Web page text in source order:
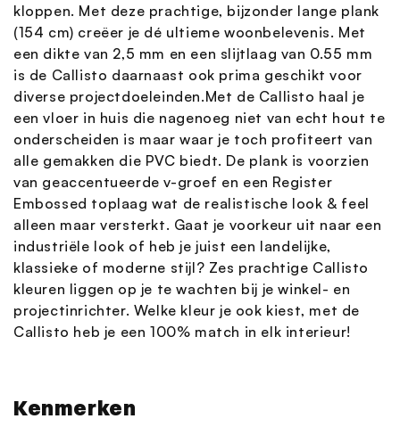
kloppen. Met deze prachtige, bijzonder lange plank
(154 cm) creëer je dé ultieme woonbelevenis. Met
een dikte van 2,5 mm en een slijtlaag van 0.55 mm
is de Callisto daarnaast ook prima geschikt voor
diverse projectdoeleinden.Met de Callisto haal je
een vloer in huis die nagenoeg niet van echt hout te
onderscheiden is maar waar je toch profiteert van
alle gemakken die PVC biedt. De plank is voorzien
van geaccentueerde v-groef en een Register
Embossed toplaag wat de realistische look & feel
alleen maar versterkt. Gaat je voorkeur uit naar een
industriële look of heb je juist een landelijke,
klassieke of moderne stijl? Zes prachtige Callisto
kleuren liggen op je te wachten bij je winkel- en
projectinrichter. Welke kleur je ook kiest, met de
Callisto heb je een 100% match in elk interieur!
Kenmerken